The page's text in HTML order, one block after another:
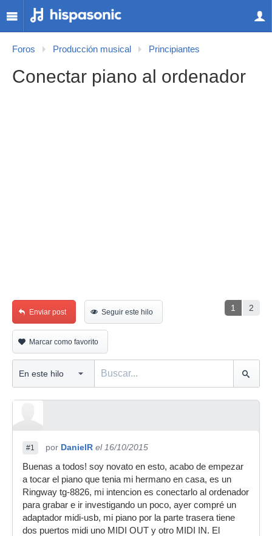
Foros Producción musical Principiantes
Conectar piano al ordenador
1 2
Enviar post Seguir este hilo
Marcar como favorito
#1 por DanielR el 16/10/2015
Buenas a todos! soy novato en esto, acabo de empezar
a tocar el piano que tenia mi hermano en casa, es un
Ringway tg-8826, mi intencion es conectarlo al ordenador
para grabar e ir investigando un poco, ayer compré un
adaptador midi-usb, mi piano por la parte trasera tiene
dos puertos midi uno MIDI OUT y otro MIDI IN. El